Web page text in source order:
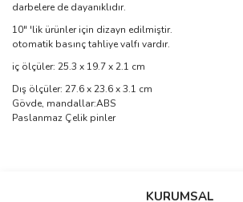
darbelere de dayanıklıdır.
10" 'lik ürünler için dizayn edilmiştir.
otomatik basınç tahliye valfı vardır.
iç ölçüler: 25.3 x 19.7 x 2.1 cm
Dış ölçüler: 27.6 x 23.6 x 3.1 cm
Gövde, mandallar:ABS
Paslanmaz Çelik pinler
Bu ürüne ilk yorumu siz yapın!
KURUMSAL